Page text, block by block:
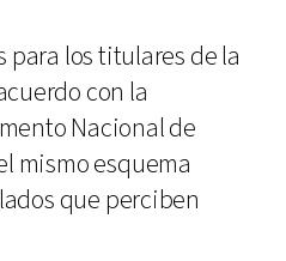
para los titulares de la
con la
Nacional de
mismo esquema
que perciben